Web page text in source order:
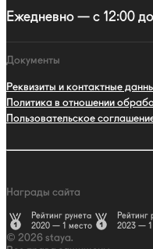
Ежедневно — с 12:00
Документы
Реквизиты и контактные
Политика в отношении
Пользовательское
Награды сайта
Рейтинг рунета
2020 — 1 место
Рейтинг
2023 — 1
© 2026 staya.